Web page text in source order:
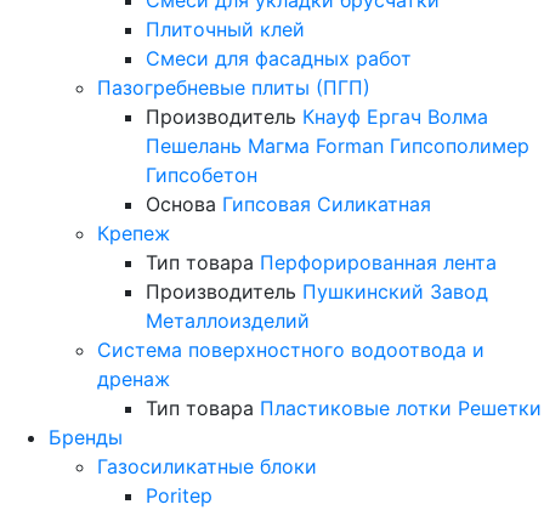
Плиточный клей
Смеси для фасадных работ
Пазогребневые плиты (ПГП)
Производитель Кнауф Ергач Волма
Пешелань Магма Forman Гипсополимер
Гипсобетон
Основа Гипсовая Силикатная
Крепеж
Тип товара Перфорированная лента
Производитель Пушкинский Завод
Металлоизделий
Система поверхностного водоотвода и
дренаж
Тип товара Пластиковые лотки Решетки
Бренды
Газосиликатные блоки
Poritep